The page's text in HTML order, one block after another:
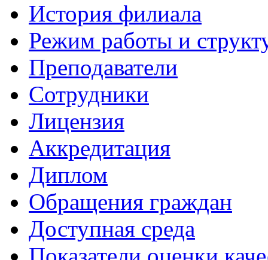
История филиала
Режим работы и
Преподаватели
Сотрудники
Лицензия
Аккредитация
Диплом
Обращения граждан
Доступная среда